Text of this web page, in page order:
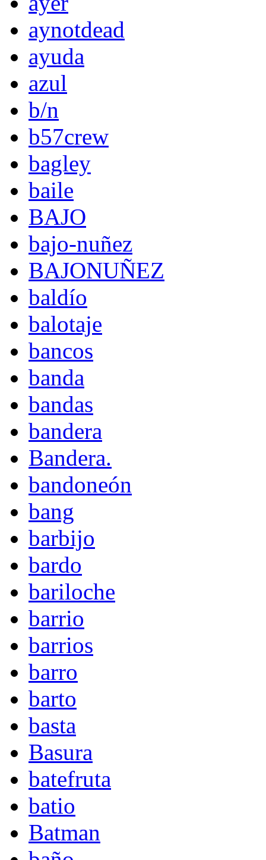
aynotdead
ayuda
azul
b/n
b57crew
bagley
baile
BAJO
bajo-nuñez
BAJONUÑEZ
baldío
balotaje
bancos
banda
bandas
bandera
Bandera.
bandoneón
bang
barbijo
bardo
bariloche
barrio
barrios
barro
barto
basta
Basura
batefruta
batio
Batman